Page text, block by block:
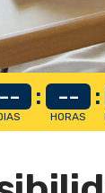
-- : --
HORAS
: